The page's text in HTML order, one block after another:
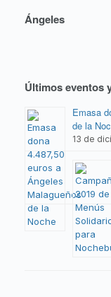
Ángeles
Últimos eventos
Emasa
de la
13 de